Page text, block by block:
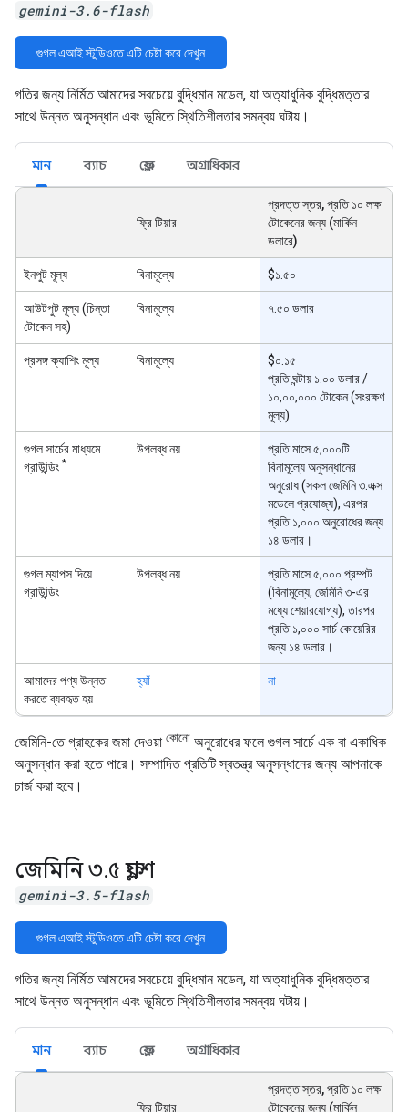
gemini-3.6-flash
গুগল এআই স্টুডিওতে এটি চেষ্টা করে দেখুন
গতির জন্য নির্মিত আমাদের সবচেয়ে বুদ্ধিমান মডেল, যা অত্যাধুনিক বুদ্ধিমত্তার
সাথে উন্নত অনুসন্ধান এবং ভূমিতে স্থিতিশীলতার সমন্বয় ঘটায়।
মান ব্যাচ ফ্লেক্স অগ্রাধিকার
ফ্রি টিয়ার
প্রদত্ত স্তর, প্রতি ১০ লক্ষ
টোকেনের জন্য (মার্কিন
ডলারে)
ইনপুট মূল্য বিনামূল্যে $১.৫০
আউটপুট মূল্য (চিন্তা
টোকেন সহ)
বিনামূল্যে ৭.৫০ ডলার
প্রসঙ্গ ক্যাশিং মূল্য বিনামূল্যে
$০.১৫
প্রতি ঘন্টায় ১.০০ ডলার /
১০,০০,০০০ টোকেন (সংরক্ষণ
মূল্য)
গুগল সার্চের মাধ্যমে
গ্রাউন্ডিং *
উপলব্ধ নয়
প্রতি মাসে ৫,০০০টি
বিনামূল্যে অনুসন্ধানের
অনুরোধ (সকল জেমিনি ৩.এক্স
মডেলে প্রযোজ্য), এরপর
প্রতি ১,০০০ অনুরোধের জন্য
১৪ ডলার।
গুগল ম্যাপস দিয়ে
গ্রাউন্ডিং
উপলব্ধ নয়
প্রতি মাসে ৫,০০০ প্রম্পট
(বিনামূল্যে, জেমিনি ৩-এর
মধ্যে শেয়ারযোগ্য), তারপর
প্রতি ১,০০০ সার্চ কোয়েরির
জন্য ১৪ ডলার।
আমাদের পণ্য উন্নত
করতে ব্যবহৃত হয়
হ্যাঁ না
জেমিনি-তে গ্রাহকের জমা দেওয়া কোনো অনুরোধের ফলে গুগল সার্চে এক বা একাধিক
অনুসন্ধান করা হতে পারে। সম্পাদিত প্রতিটি স্বতন্ত্র অনুসন্ধানের জন্য আপনাকে
চার্জ করা হবে।
জেমিনি ৩.৫ ফ্ল্যাশ
gemini-3.5-flash
গুগল এআই স্টুডিওতে এটি চেষ্টা করে দেখুন
গতির জন্য নির্মিত আমাদের সবচেয়ে বুদ্ধিমান মডেল, যা অত্যাধুনিক বুদ্ধিমত্তার
সাথে উন্নত অনুসন্ধান এবং ভূমিতে স্থিতিশীলতার সমন্বয় ঘটায়।
মান ব্যাচ ফ্লেক্স অগ্রাধিকার
ফ্রি টিয়ার
প্রদত্ত স্তর, প্রতি ১০ লক্ষ
টোকেনের জন্য (মার্কিন